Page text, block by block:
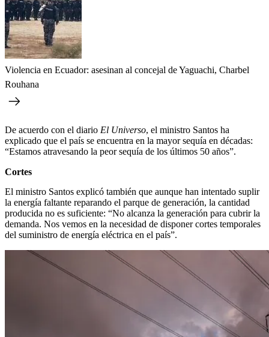
Violencia en Ecuador: asesinan al concejal de Yaguachi, Charbel
Rouhana
De acuerdo con el diario El Universo, el ministro Santos ha
explicado que el país se encuentra en la mayor sequía en décadas:
“Estamos atravesando la peor sequía de los últimos 50 años”.
Cortes
El ministro Santos explicó también que aunque han intentado suplir
la energía faltante reparando el parque de generación, la cantidad
producida no es suficiente: “No alcanza la generación para cubrir la
demanda. Nos vemos en la necesidad de disponer cortes temporales
del suministro de energía eléctrica en el país”.